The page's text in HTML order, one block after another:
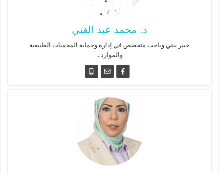
د. محمد عبد الغني
خبير بيئي وباحث متخصص في إدارة وحماية المحميات الطبيعية
والموارد...